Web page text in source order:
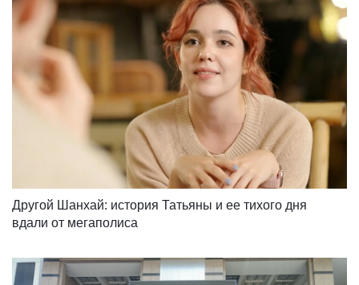
Другой Шанхай: история Татьяны и ее тихого дня
вдали от мегаполиса